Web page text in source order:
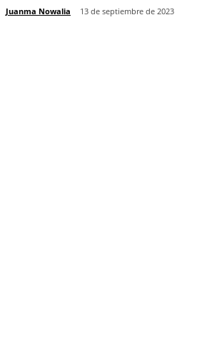
Juanma Nowalia 13 de septiembre de 2023